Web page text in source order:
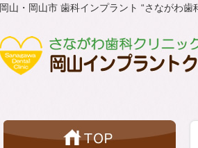
岡山・岡山市 歯科インプラント “さながわ歯